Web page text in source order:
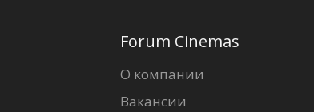
Forum Cinemas
О компании
Вакансии